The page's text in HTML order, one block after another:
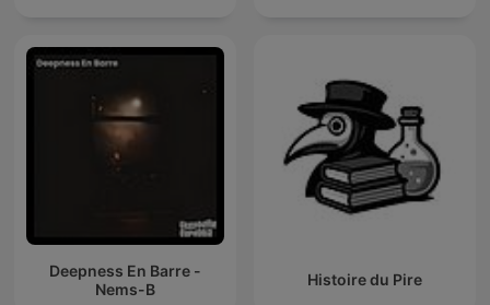
Deepness En Barre -
Nems-B
Histoire du Pire